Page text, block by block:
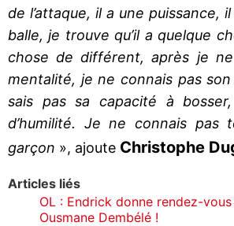
de l’attaque, il a une puissance,
balle, je trouve qu’il a quelque
chose de différent, après je
mentalité, je ne connais pas
sais pas sa capacité à
d’humilité. Je ne connais pas
garçon », ajoute Christophe
Articles liés
OL : Endrick donne rendez-vous
Ousmane Dembélé !